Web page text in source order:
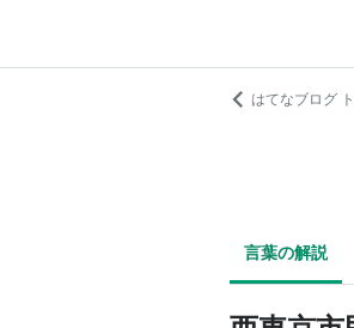
はてなブログ
言葉の解説